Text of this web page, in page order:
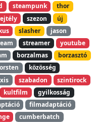
steampunk
thor
szezon
új
slasher
jason
streamer
youtube
borzalmas
borzasztó
közösség
szabadon
szintirock
kultfilm
gyilkosság
filmadaptáció
cumberbatch